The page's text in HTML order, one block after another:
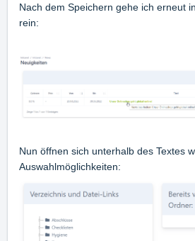
Nach dem Speichern gehe ich erneut
rein:
Nun öffnen sich unterhalb des Textes
Auswahlmöglichkeiten: